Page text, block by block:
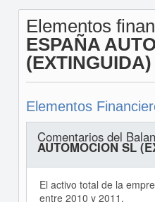
Elementos
ESPAÑA
(EXTINGUIDA)
Elementos
Comentarios del
AUTOMOCION SL
El activo total de la
entre 2010 y 2011.